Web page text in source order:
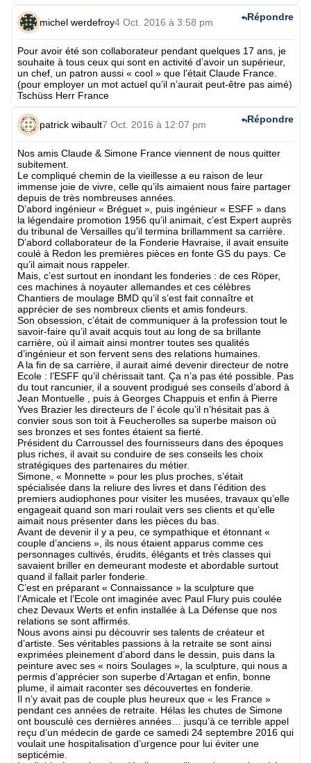
michel werdefroy4 Oct. 2016 à 3:58 pm
Pour avoir été son collaborateur pendant quelques 17 ans, je
souhaite à tous ceux qui sont en activité d’avoir un supérieur,
un chef, un patron aussi « cool » que l’était Claude France.
(pour employer un mot actuel qu’il n’aurait peut-être pas aimé)
Tschüss Herr France
Répondre
patrick wibault7 Oct. 2016 à 12:07 pm
Nos amis Claude & Simone France viennent de nous quitter
subitement.
Le compliqué chemin de la vieillesse a eu raison de leur
immense joie de vivre, celle qu’ils aimaient nous faire partager
depuis de très nombreuses années.
D’abord ingénieur « Bréguet », puis ingénieur « ESFF » dans
la légendaire promotion 1956 qu’il animait, c’est Expert auprès
du tribunal de Versailles qu’il termina brillamment sa carrière.
D’abord collaborateur de la Fonderie Havraise, il avait ensuite
coulé à Redon les premières pièces en fonte GS du pays. Ce
qu’il aimait nous rappeler.
Mais, c’est surtout en inondant les fonderies : de ces Röper,
ces machines à noyauter allemandes et ces célèbres
Chantiers de moulage BMD qu’il s’est fait connaître et
apprécier de ses nombreux clients et amis fondeurs.
Son obsession, c’était de communiquer à la profession tout le
savoir-faire qu’il avait acquis tout au long de sa brillante
carrière, où il aimait ainsi montrer toutes ses qualités
d’ingénieur et son fervent sens des relations humaines.
A la fin de sa carrière, il aurait aimé devenir directeur de notre
Ecole : l’ESFF qu’il chérissait tant. Ça n’a pas été possible. Pas
du tout rancunier, il a souvent prodigué ses conseils d’abord à
Jean Montuelle , puis à Georges Chappuis et enfin à Pierre
Yves Brazier les directeurs de l’ école qu’il n’hésitait pas à
convier sous son toit à Feucherolles sa superbe maison où
ses bronzes et ses fontes étaient sa fierté.
Président du Carroussel des fournisseurs dans des époques
plus riches, il avait su conduire de ses conseils les choix
stratégiques des partenaires du métier.
Simone, « Monnette » pour les plus proches, s’était
spécialisée dans la reliure des livres et dans l’édition des
premiers audiophones pour visiter les musées, travaux qu’elle
engageait quand son mari roulait vers ses clients et qu’elle
aimait nous présenter dans les pièces du bas.
Avant de devenir il y a peu, ce sympathique et étonnant «
couple d’anciens », ils nous étaient apparus comme ces
personnages cultivés, érudits, élégants et très classes qui
savaient briller en demeurant modeste et abordable surtout
quand il fallait parler fonderie.
C’est en préparant « Connaissance » la sculpture que
l’Amicale et l’Ecole ont imaginée avec Paul Flury puis coulée
chez Devaux Werts et enfin installée à La Défense que nos
relations se sont affirmés.
Nous avons ainsi pu découvrir ses talents de créateur et
d’artiste. Ses véritables passions à la retraite se sont ainsi
exprimées pleinement d’abord dans le dessin, puis dans la
peinture avec ses « noirs Soulages », la sculpture, qui nous a
permis d’apprécier son superbe d’Artagan et enfin, bonne
plume, il aimait raconter ses découvertes en fonderie.
Il n’y avait pas de couple plus heureux que « les France »
pendant ces années de retraite. Hélas les chutes de Simone
ont bousculé ces dernières années… jusqu’à ce terrible appel
reçu d’un médecin de garde ce samedi 24 septembre 2016 qui
voulait une hospitalisation d’urgence pour lui éviter une
septicémie.
Répondre